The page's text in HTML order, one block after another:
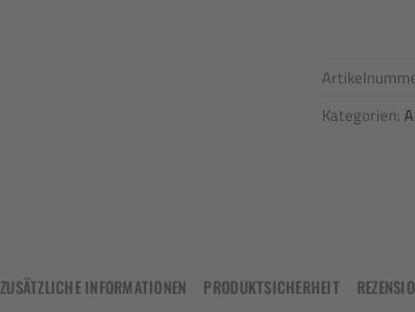
Kategorien:
ZUSÄTZLICHE INFORMATIONEN PRODUKTSICHERHEIT